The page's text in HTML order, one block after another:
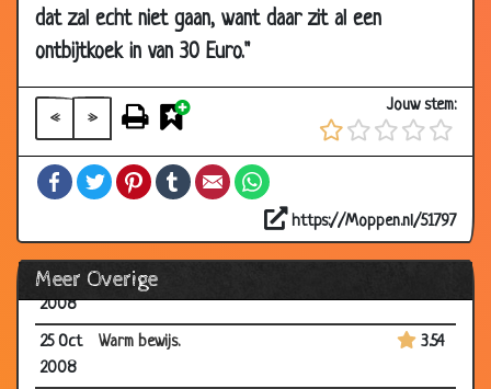
dat zal echt niet gaan, want daar zit al een
ontbijtkoek in van 30 Euro."
« »
Jouw stem:
FacebookTwitterPinterestTumblrEmail
https://Moppen.nl/51797
Meer Overige
14 Nov
2008
Psychologische gezondheidszorg
07 Nov
2008
Bank overvallers 2.76
07 Nov
2008
Het geheim voor een lang leven 3.81
2008
3.45
26 Oct
2008
Verjaardag
25 Oct
2008
Warm bewijs. 3.54